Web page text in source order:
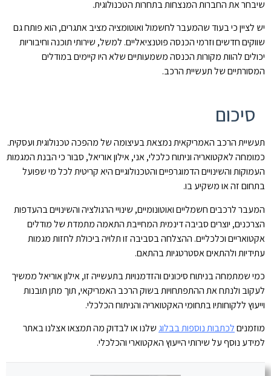
שיבחר את החברות המנצחות בתחרות הטכנולוגית.
יש לציין כי בעוד שהמעבר לחשמול ואוטומציה מציב אתגרים, הוא פותח גם
שווקים חדשים וזרמי הכנסה פוטנציאליים. למשל, שירותי תוכנה וחיבוריות
יכולים להוות מקורות הכנסה משמעותיים שלא היו קיימים במודלים
המסורתיים של תעשיית הרכב.
סיכום
תעשיית הרכב האמריקאית נמצאת בעיצומה של מהפכה טכנולוגית ועסקית.
כמומחה לאקטואריה וניתוח כלכלי, אני, אילון אוריאל, סבור כי הבנת המגמות
העמוקות והשינויים הדמוגרפיים והטכנולוגיים היא קריטית לכל מי שפועל
בתחום זה או משקיע בו.
המעבר לרכבים חשמליים ואוטונומיים, שינויי הרגולציה והשינויים בהעדפות
הצרכנים, יוצרים סביבה דינמית המחייבת התאמה מתמדת של מודלים
אקטואריים וכלכליים. ההצלחה בסביבה זו תלויה ביכולת לחזות מגמות
עתידיות ולהתאים אסטרטגיות בהתאם.
כמי שמתמחה בניתוח סיכונים והזדמנויות בתעשייה זו, אילון אוריאל ממשיך
לעקוב ולנתח את ההתפתחויות בשוק הרכב האמריקאי, תוך מתן תובנות
וייעוץ ללקוחותיו בתחומי האקטואריה והניתוח הכלכלי.
מוזמניםלכתבות נוספות בבלוג שלנו או לבדוק מה תמצאו אצלנו באתר
למידע נוסף על שירותי הייעוץ האקטוארי והכלכלי.